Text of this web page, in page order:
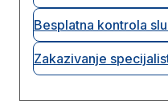
Besplatna kontrola
Zakazivanje